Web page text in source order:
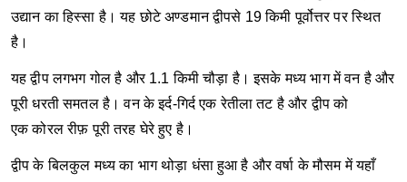
उद्यान का हिस्सा है। यह छोटे अण्डमान द्वीपसे 19 किमी पूर्वोत्तर पर स्थित
है।
यह द्वीप लगभग गोल है और 1.1 किमी चौड़ा है। इसके मध्य भाग में वन है और
पूरी धरती समतल है। वन के इर्द-गिर्द एक रेतीला तट है और द्वीप को
एक कोरल रीफ़ पूरी तरह घेरे हुए है।
द्वीप के बिलकुल मध्य का भाग थोड़ा धंसा हुआ है और वर्षा के मौसम में यहाँ